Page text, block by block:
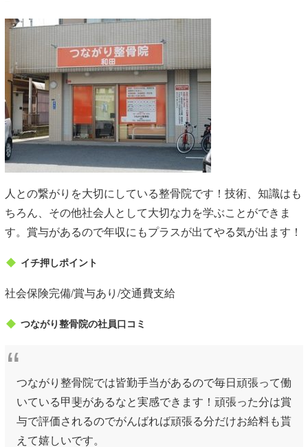
人との繋がりを大切にしている整骨院です！技術、知識はも
ちろん、その他社会人として大切な力を学ぶことができま
す。賞与があるので年収にもプラスが出てやる気が出ます！
イチ押しポイント
社会保険完備/賞与あり/交通費支給
つながり整骨院の社員口コミ
つながり整骨院では皆勤手当があるので毎日頑張って働
いている甲斐があるなと実感できます！頑張った分は賞
与で評価されるのでがんばれば頑張る分だけお給料も貰
えて嬉しいです。